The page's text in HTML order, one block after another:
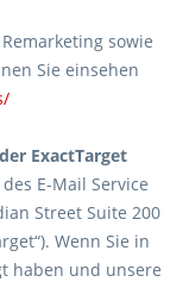
sowie
Sie einsehen
ExactTarget
E-Mail Service
Street Suite 200
Wenn Sie in
haben und unsere